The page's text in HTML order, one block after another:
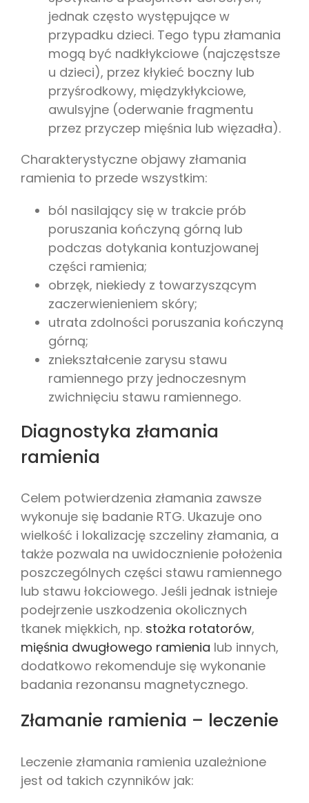
jednak często występujące w
przypadku dzieci. Tego typu złamania
mogą być nadkłykciowe (najczęstsze
u dzieci), przez kłykieć boczny lub
przyśrodkowy, międzykłykciowe,
awulsyjne (oderwanie fragmentu
przez przyczep mięśnia lub więzadła).
Charakterystyczne objawy złamania
ramienia to przede wszystkim:
ból nasilający się w trakcie prób
poruszania kończyną górną lub
podczas dotykania kontuzjowanej
części ramienia;
obrzęk, niekiedy z towarzyszącym
zaczerwienieniem skóry;
utrata zdolności poruszania kończyną
górną;
zniekształcenie zarysu stawu
ramiennego przy jednoczesnym
zwichnięciu stawu ramiennego.
Diagnostyka złamania
ramienia
Celem potwierdzenia złamania zawsze
wykonuje się badanie RTG. Ukazuje ono
wielkość i lokalizację szczeliny złamania, a
także pozwala na uwidocznienie położenia
poszczególnych części stawu ramiennego
lub stawu łokciowego. Jeśli jednak istnieje
podejrzenie uszkodzenia okolicznych
tkanek miękkich, np. stożka rotatorów,
mięśnia dwugłowego ramienia lub innych,
dodatkowo rekomenduje się wykonanie
badania rezonansu magnetycznego.
Złamanie ramienia – leczenie
Leczenie złamania ramienia uzależnione
jest od takich czynników jak: